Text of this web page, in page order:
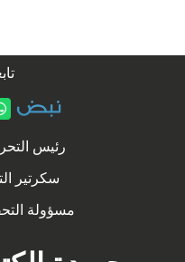
رئيس
سكرتير
مسؤولة